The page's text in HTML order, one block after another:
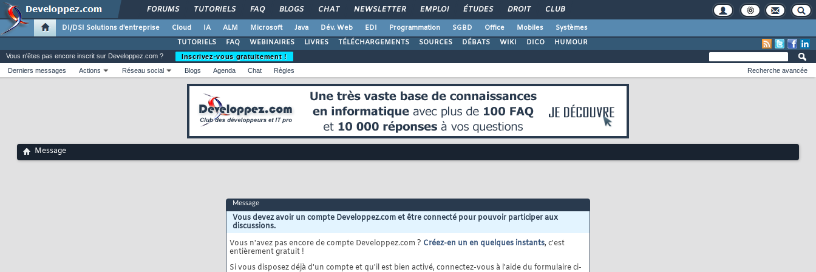
FORUMS TUTORIELS FAQ BLOGS CHAT NEWSLETTER EMPLOI ÉTUDES DROIT CLUB
DI/DSI Solutions d'entreprise Cloud IA ALM Microsoft Java Dév. Web EDI Programmation SGBD Office Mobiles
Systèmes
TUTORIELS
FAQ WEBINAIRES LIVRES TÉLÉCHARGEMENTS SOURCES DÉBATS WIKI DICO HUMOUR
Vous n'êtes pas encore inscrit sur Developpez.com ?
Inscrivez-vous gratuitement !
Derniers messages
Actions Réseau social Blogs Agenda Chat Règles Recherche avancée
Message
Message
Vous devez avoir un compte Developpez.com et être connecté pour pouvoir participer aux
discussions.
Vous n'avez pas encore de compte Developpez.com ? Créez-en un en quelques instants, c'est
entièrement gratuit !
Si vous disposez déjà d'un compte et qu'il est bien activé, connectez-vous à l'aide du formulaire ci-